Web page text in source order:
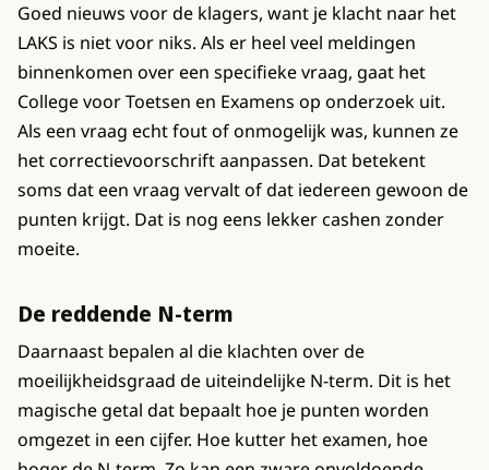
Goed nieuws voor de klagers, want je klacht naar het
LAKS is niet voor niks. Als er heel veel meldingen
binnenkomen over een specifieke vraag, gaat het
College voor Toetsen en Examens op onderzoek uit.
Als een vraag echt fout of onmogelijk was, kunnen ze
het correctievoorschrift aanpassen. Dat betekent
soms dat een vraag vervalt of dat iedereen gewoon de
punten krijgt. Dat is nog eens lekker cashen zonder
moeite.
De reddende N-term
Daarnaast bepalen al die klachten over de
moeilijkheidsgraad de uiteindelijke N-term. Dit is het
magische getal dat bepaalt hoe je punten worden
omgezet in een cijfer. Hoe kutter het examen, hoe